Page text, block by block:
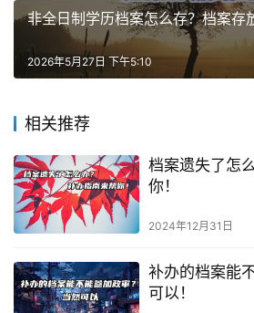
非全日制学历档案怎么存？档案存
2026年5月27日 下午5:10
相关推荐
档案遗失了怎
你！
2024年12月31日
补办的档案能
可以！